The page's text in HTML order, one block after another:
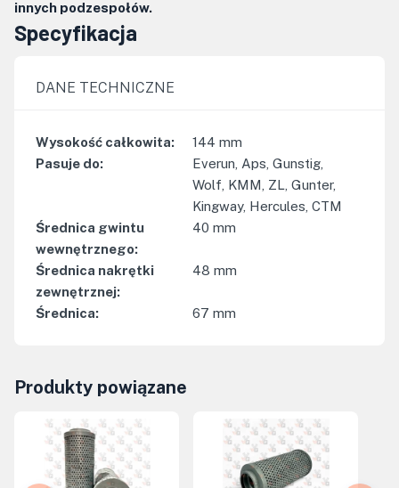
innych podzespołów.
Specyfikacja
DANE TECHNICZNE
Wysokość całkowita: 144 mm
Pasuje do:
Everun, Aps, Gunstig,
Wolf, KMM, ZL, Gunter,
Kingway, Hercules, CTM
Średnica gwintu
wewnętrznego:
40 mm
Średnica nakrętki
zewnętrznej:
48 mm
Średnica: 67 mm
Produkty powiązane